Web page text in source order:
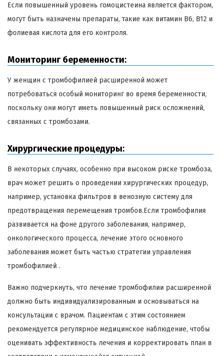
Если повышенный уровень гомоцистеина является фактором,
могут быть назначены препараты, такие как витамин B6, B12 и
фолиевая кислота для его контроля.
Мониторинг беременности:
У женщин с тромбофилией расширенной может
потребоваться особый мониторинг во время беременности,
поскольку они могут иметь повышенный риск осложнений,
связанных с тромбозами.
Хирургические процедуры:
В некоторых случаях, особенно при высоком риске тромбоза,
врач может решить о проведении хирургических процедур,
например, установка фильтров в венозную систему для
предотвращения перемещения тромбов.Если тромбофилия
развивается на фоне другого заболевания, например,
онкологического процесса, лечение этого основного
заболевания может быть частью стратегии управления
тромбофилией .
Важно подчеркнуть, что лечение тромбофилии расширенной
должно быть индивидуализированным и основываться на
консультации с врачом. Пациентам с этим состоянием
рекомендуется регулярное медицинское наблюдение, чтобы
оценивать эффективность лечения и корректировать план в